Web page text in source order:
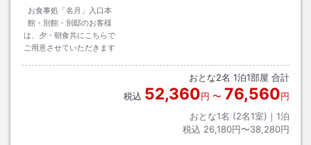
お食事処「名月」入口本
館・別館・別邸のお客様
は、夕・朝食共にこちらで
ご用意させていただきます
おとな2名 1泊1部屋 合計
税込 52,360円 〜 76,560円
おとな1名 (2名1室)｜ 1泊
税込 26,180円〜38,280円